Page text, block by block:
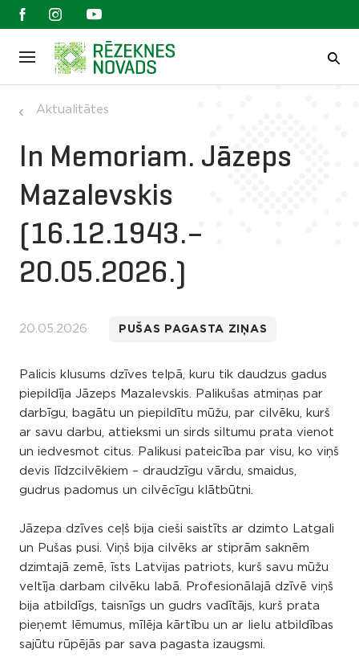
Aktualitātes
In Memoriam. Jāzeps
Mazalevskis
(16.12.1943.–
20.05.2026.)
20.05.2026 PUŠAS PAGASTA ZIŅAS
Palicis klusums dzīves telpā, kuru tik daudzus gadus
piepildīja Jāzeps Mazalevskis. Palikušas atmiņas par
darbīgu, bagātu un piepildītu mūžu, par cilvēku, kurš
ar savu darbu, attieksmi un sirds siltumu prata vienot
un iedvesmot citus. Palikusi pateicība par visu, ko viņš
devis līdzcilvēkiem – draudzīgu vārdu, smaidus,
gudrus padomus un cilvēcīgu klātbūtni.
Jāzepa dzīves ceļš bija cieši saistīts ar dzimto Latgali
un Pušas pusi. Viņš bija cilvēks ar stiprām saknēm
dzimtajā zemē, īsts Latvijas patriots, kurš savu mūžu
veltīja darbam cilvēku labā. Profesionālajā dzīvē viņš
bija atbildīgs, taisnīgs un gudrs vadītājs, kurš prata
pieņemt lēmumus, mīlēja kārtību un ar lielu atbildības
sajūtu rūpējās par sava pagasta izaugsmi.